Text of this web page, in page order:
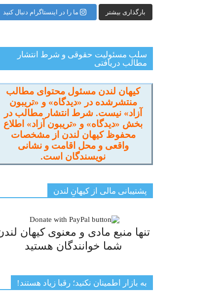
بارگذاری بیشتر ما را در اینستاگرام دنبال کنید
سلب مسئولیت حقوقی و شرط انتشار
مطالب دریافتی
کیهان لندن مسئول محتوای مطالب
منتشرشده در «دیدگاه» و «تریبون
آزاد» نیست. شرط انتشار مطالب در
بخش «دیدگاه» و «تریبون آزاد» اطلاع
محفوظ کیهان لندن از مشخصات
واقعی و محل اقامت و نشانی
نویسندگان است.
پشتیبانی مالی از کیهانِ لندن
تنها منبع مادی و معنوی کیهان
شما خوانندگان هستید
به بازار اطمینان نکنید؛ رقبا زیاد هستند!